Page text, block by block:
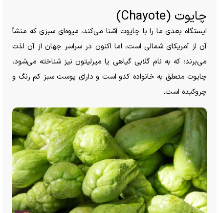
چایوت (Chayote)
ایستگاه بعدی ما را با چایوت آشنا می‌کند، میوه‌ای سبزی که منشأ
آن از آمریکای شمالی است، اما اکنون در سراسر جهان از آن لذت
می‌برند؛ که به نام گلابی گیاهی یا میرلیتون نیز شناخته می‌شود،
چایوت متعلق به خانواده کدو است و دارای پوست سبز کم رنگ و
چروکیده است.